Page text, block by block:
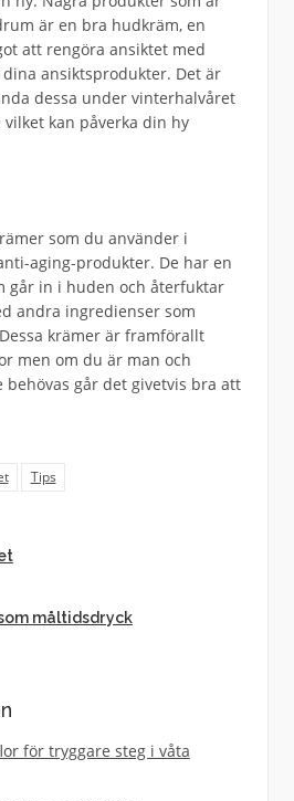
är en bra hudkräm, en
att rengöra ansiktet med
ansiktsprodukter. Det är
dessa under vinterhalvåret
kan påverka din hy
som du använder i
aging-produkter. De har en
går in i huden och återfuktar
andra ingredienser som
krämer är framförallt
men om du är man och
behövas går det givetvis bra att
Tips
måltidsdryck
för tryggare steg i våta